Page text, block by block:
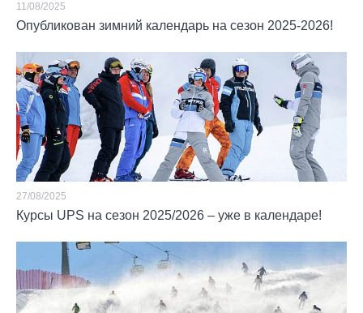
Опубликован зимний календарь на сезон 2025-2026!
11/08/2025
Курсы UPS на сезон 2025/2026 – уже в календаре!
27/08/2025